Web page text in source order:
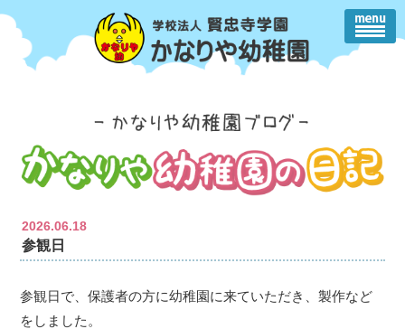
2026.06.18
参観日
参観日で、保護者の方に幼稚園に来ていただき、製作など
をしました。